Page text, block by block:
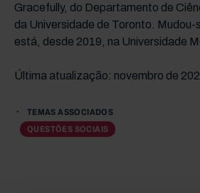
Gracefully, do Departamento de
da Universidade de Toronto. Mudou-
está, desde 2019, na Universidade
Última atualização: novembro de
TEMAS ASSOCIADOS
QUESTÕES SOCIAIS